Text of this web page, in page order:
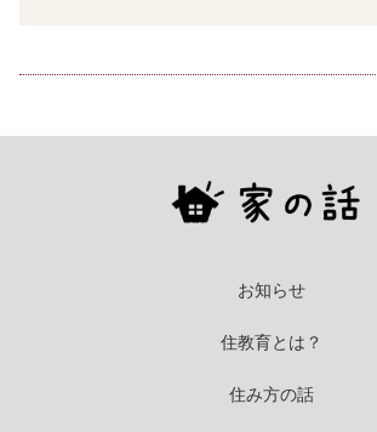
お知らせ
住教育とは？
住み方の話